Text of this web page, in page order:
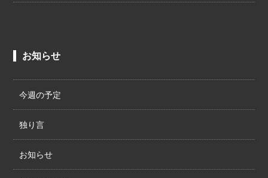
お知らせ
今週の予定
独り言
お知らせ